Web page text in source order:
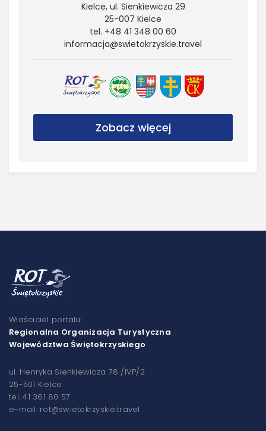
Kielce, ul. Sienkiewicza 29
25-007 Kielce
tel. +48 41 348 00 60
informacja@​swietokrzyskie.​travel
Zobacz więcej
Właściciel portalu:
Regionalna Organizacja Turystyczna
Województwa Świętokrzyskiego
ul. Henryka Sienkiewicza 78 /IVP/2
25-501 Kielce
tel. 41 361 80 57
e-mail: rot@swietokrzyskie.travel